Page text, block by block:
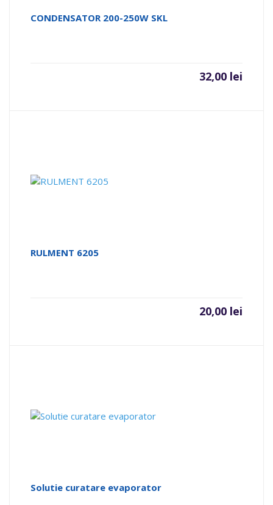
CONDENSATOR 200-250W SKL
32,00 lei
RULMENT 6205
20,00 lei
Solutie curatare evaporator